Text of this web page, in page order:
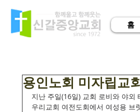
홈
용인노회 미자립교
지난 주일(16일) 교회 로비와 야
우리교회 여전도회에서 여성용 브